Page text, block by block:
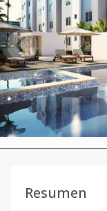
Resumen